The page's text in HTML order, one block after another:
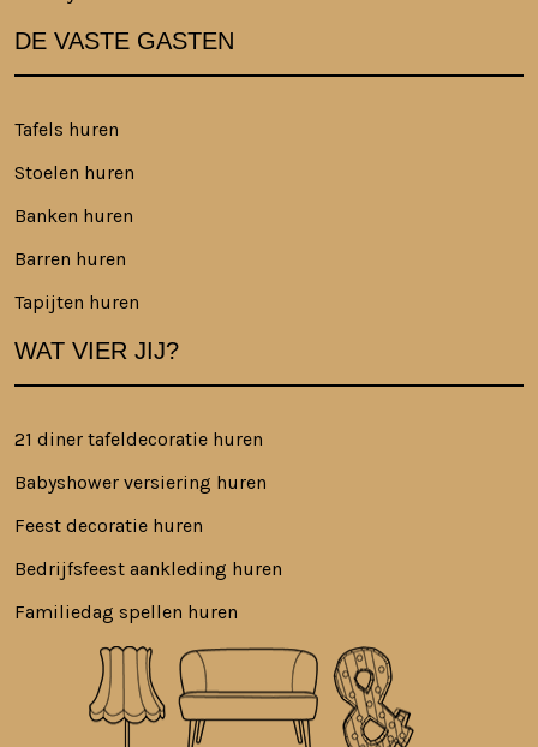
DE VASTE GASTEN
Tafels huren
Stoelen huren
Banken huren
Barren huren
Tapijten huren
WAT VIER JIJ?
21 diner tafeldecoratie huren
Babyshower versiering huren
Feest decoratie huren
Bedrijfsfeest aankleding huren
Familiedag spellen huren